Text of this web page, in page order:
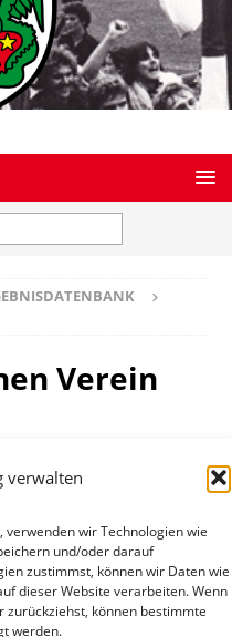
verwalten
wir Technologien wie
und/oder darauf
zustimmst, können wir Daten wie
dieser Website verarbeiten. Wenn
können bestimmte
werden.
Verein
/ 0 Niederlagen / 10:1 Tore
Wettbewerb
Info
Testspiel